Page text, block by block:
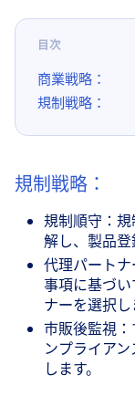
目次
商業戦略：
規制戦略：
規制戦略：
規制順守：
解し、製品登
代理パート
事項に基づ
ナーを選択し
市販後監視
ンプライア
します。